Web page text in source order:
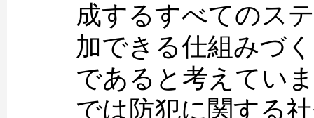
成するすべてのス
加できる仕組みづ
であると考えてい
では防犯に関する